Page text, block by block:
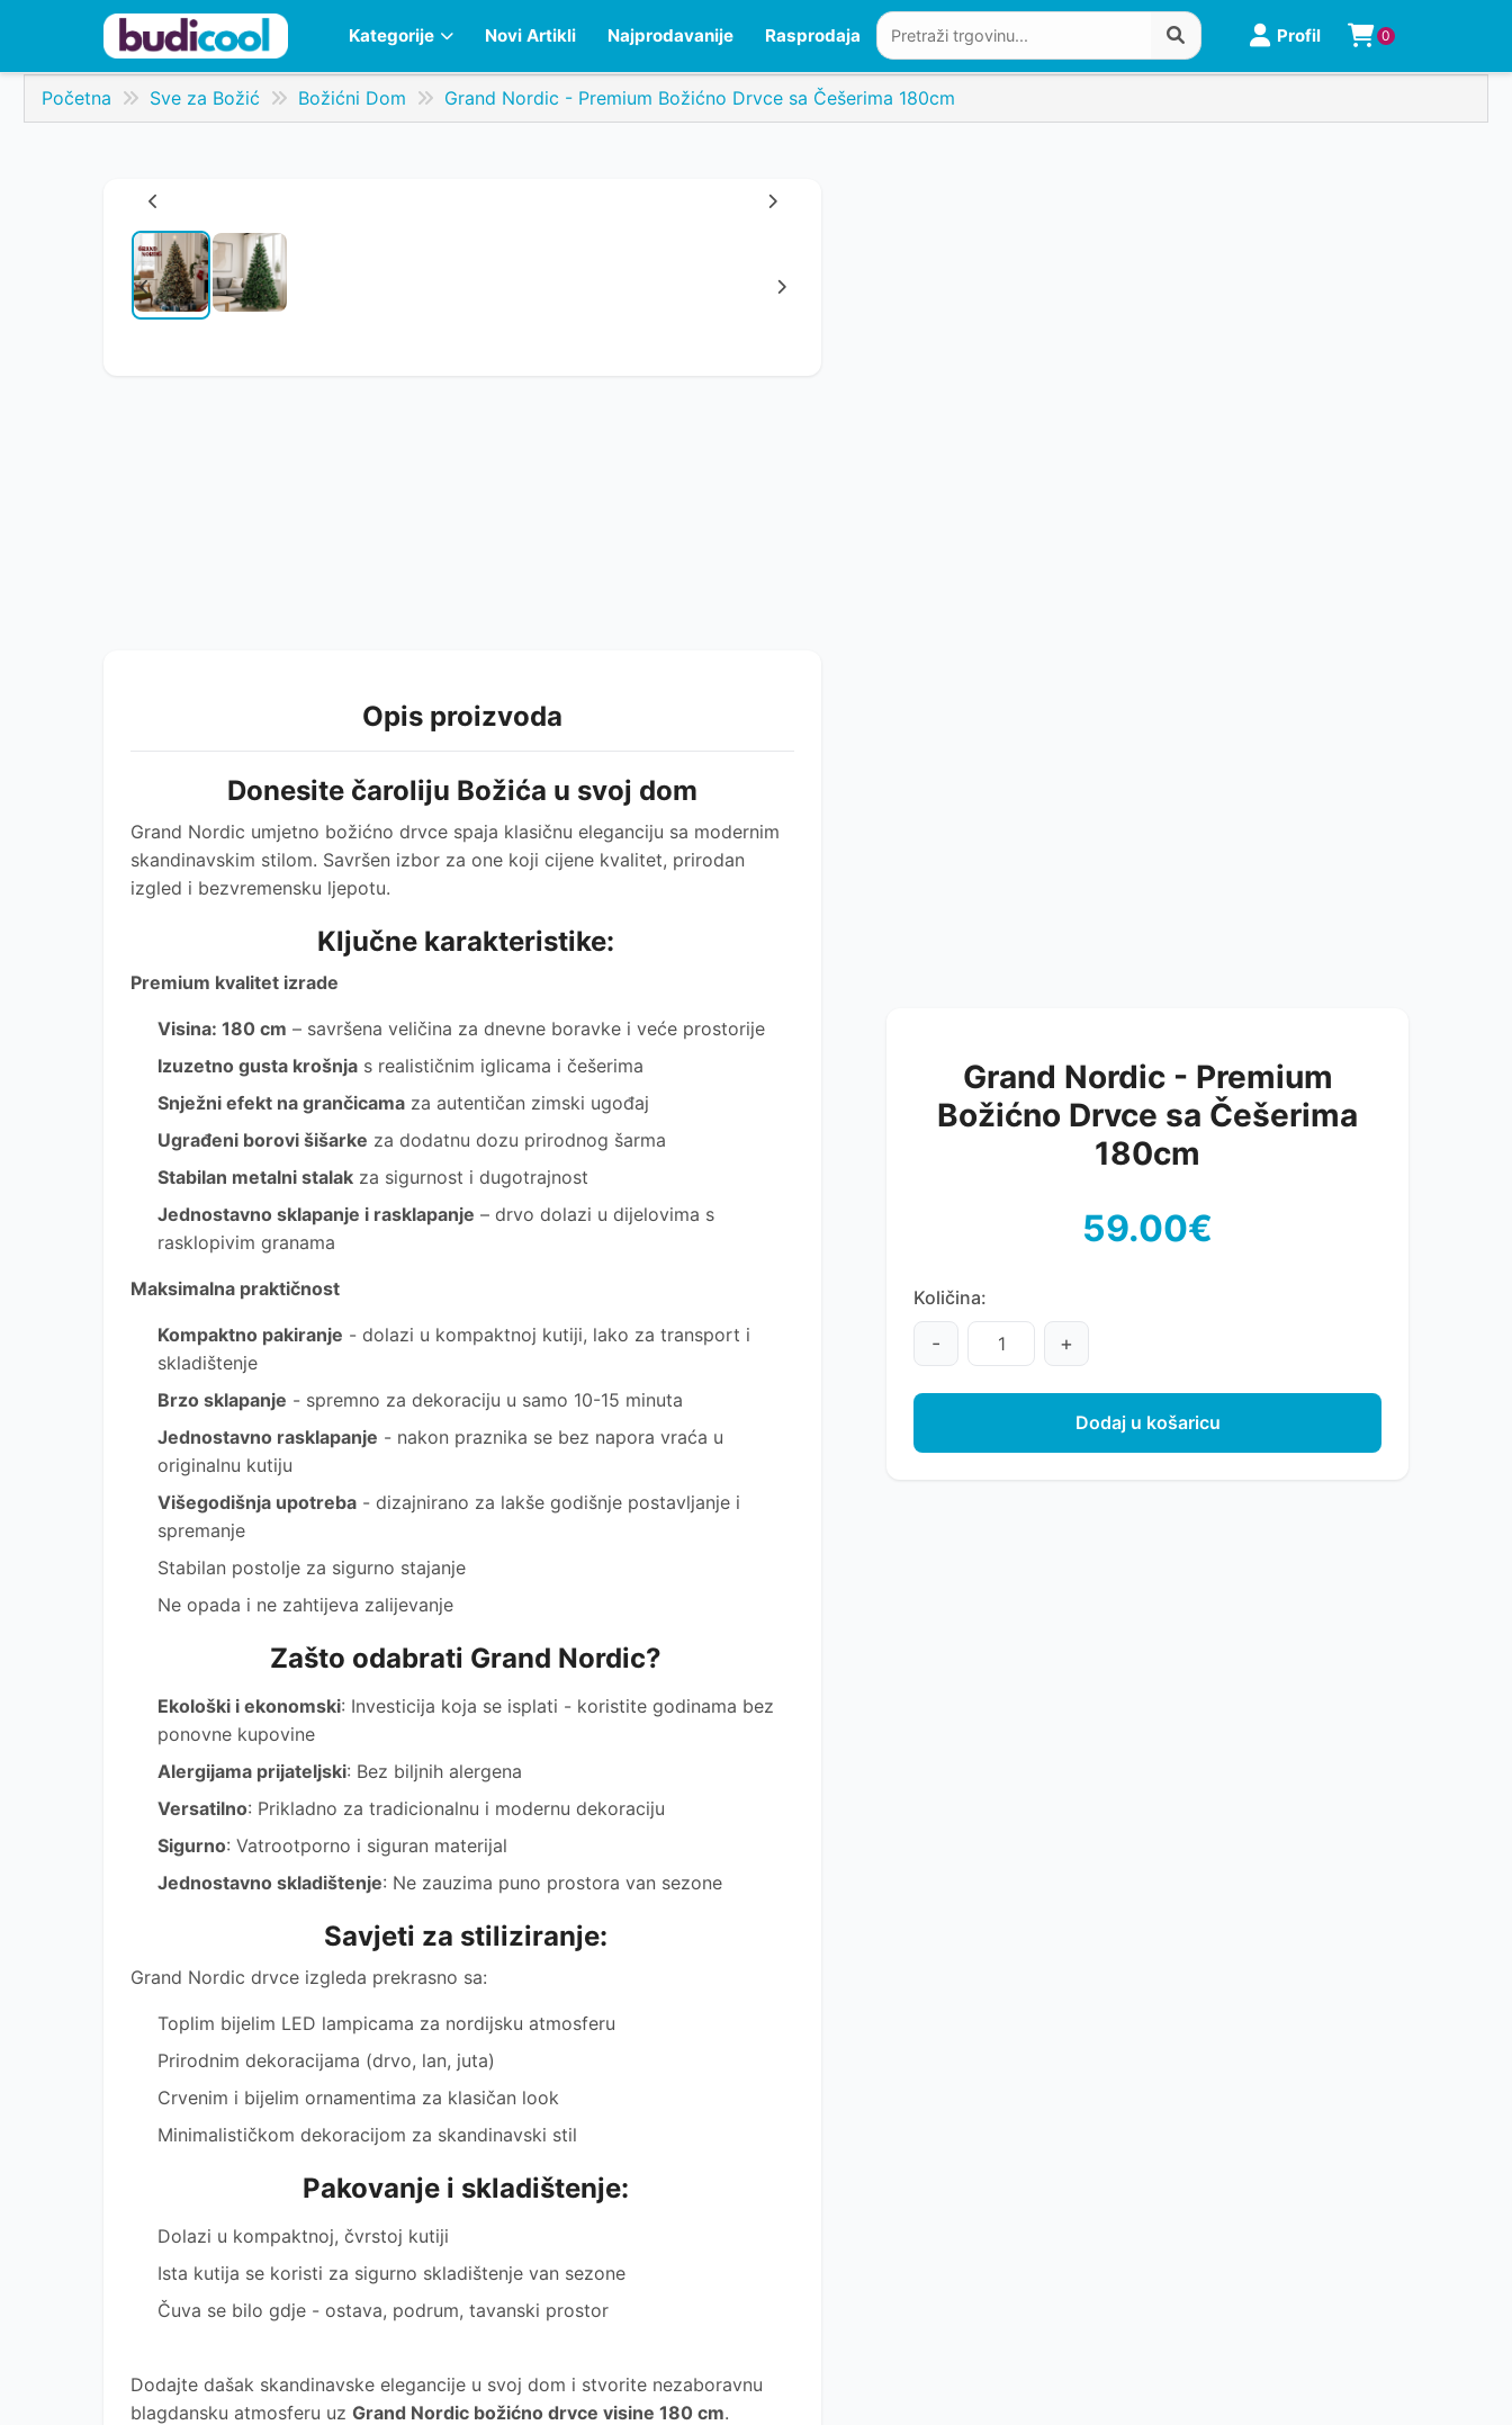
Kategorije Novi Artikli Najprodavanije Rasprodaja Profil 0
Početna Sve za Božić Božićni Dom Grand Nordic - Premium Božićno Drvce sa Češerima 180cm
Grand Nordic - Premium
Božićno Drvce sa Češerima
180cm
59.00€
Količina:
- +
Dodaj u košaricu
Opis proizvoda
Donesite čaroliju Božića u svoj dom
Grand Nordic umjetno božićno drvce spaja klasičnu eleganciju sa modernim
skandinavskim stilom. Savršen izbor za one koji cijene kvalitet, prirodan
izgled i bezvremensku ljepotu.
Ključne karakteristike:
Premium kvalitet izrade
Visina: 180 cm – savršena veličina za dnevne boravke i veće prostorije
Izuzetno gusta krošnja s realističnim iglicama i češerima
Snježni efekt na grančicama za autentičan zimski ugođaj
Ugrađeni borovi šišarke za dodatnu dozu prirodnog šarma
Stabilan metalni stalak za sigurnost i dugotrajnost
Jednostavno sklapanje i rasklapanje – drvo dolazi u dijelovima s
rasklopivim granama
Maksimalna praktičnost
Kompaktno pakiranje - dolazi u kompaktnoj kutiji, lako za transport i
skladištenje
Brzo sklapanje - spremno za dekoraciju u samo 10-15 minuta
Jednostavno rasklapanje - nakon praznika se bez napora vraća u
originalnu kutiju
Višegodišnja upotreba - dizajnirano za lakše godišnje postavljanje i
spremanje
Stabilan postolje za sigurno stajanje
Ne opada i ne zahtijeva zalijevanje
Zašto odabrati Grand Nordic?
Ekološki i ekonomski: Investicija koja se isplati - koristite godinama bez
ponovne kupovine
Alergijama prijateljski: Bez biljnih alergena
Versatilno: Prikladno za tradicionalnu i modernu dekoraciju
Sigurno: Vatrootporno i siguran materijal
Jednostavno skladištenje: Ne zauzima puno prostora van sezone
Savjeti za stiliziranje:
Grand Nordic drvce izgleda prekrasno sa:
Toplim bijelim LED lampicama za nordijsku atmosferu
Prirodnim dekoracijama (drvo, lan, juta)
Crvenim i bijelim ornamentima za klasičan look
Minimalističkom dekoracijom za skandinavski stil
Pakovanje i skladištenje:
Dolazi u kompaktnoj, čvrstoj kutiji
Ista kutija se koristi za sigurno skladištenje van sezone
Čuva se bilo gdje - ostava, podrum, tavanski prostor
Dodajte dašak skandinavske elegancije u svoj dom i stvorite nezaboravnu
blagdansku atmosferu uz Grand Nordic božićno drvce visine 180 cm.